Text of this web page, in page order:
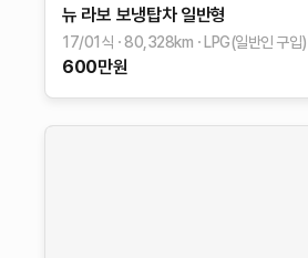
뉴 라보 보냉탑차 일반형
17/01식 80,328km LPG(일반인 구입)
600만원